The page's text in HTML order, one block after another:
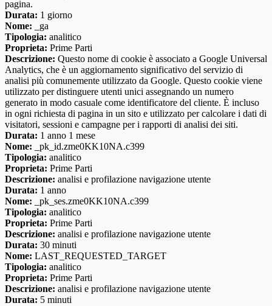
pagina.
Durata: 1 giorno
Nome: _ga
Tipologia: analitico
Proprieta: Prime Parti
Descrizione: Questo nome di cookie è associato a Google Universal
Analytics, che è un aggiornamento significativo del servizio di
analisi più comunemente utilizzato da Google. Questo cookie viene
utilizzato per distinguere utenti unici assegnando un numero
generato in modo casuale come identificatore del cliente. È incluso
in ogni richiesta di pagina in un sito e utilizzato per calcolare i dati di
visitatori, sessioni e campagne per i rapporti di analisi dei siti.
Durata: 1 anno 1 mese
Nome: _pk_id.zme0KK10NA.c399
Tipologia: analitico
Proprieta: Prime Parti
Descrizione: analisi e profilazione navigazione utente
Durata: 1 anno
Nome: _pk_ses.zme0KK10NA.c399
Tipologia: analitico
Proprieta: Prime Parti
Descrizione: analisi e profilazione navigazione utente
Durata: 30 minuti
Nome: LAST_REQUESTED_TARGET
Tipologia: analitico
Proprieta: Prime Parti
Descrizione: analisi e profilazione navigazione utente
Durata: 5 minuti